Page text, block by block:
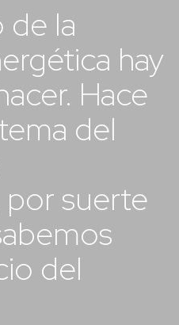
de la
hay
Hace
del
por suerte
del